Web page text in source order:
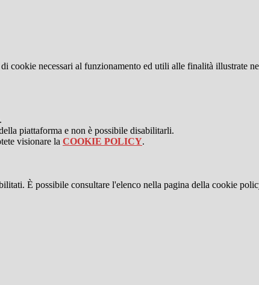
cookie necessari al funzionamento ed utili alle finalità illustrate
piattaforma e non è possibile disabilitarli.
visionare la COOKIE POLICY.
È possibile consultare l'elenco nella pagina della cookie